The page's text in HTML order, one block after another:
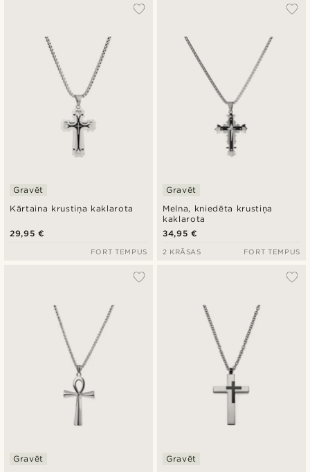
Kārtaina krustiņa kaklarota
Gravēt
29,95 €
FORT TEMPUS
Melna, kniedēta krustiņa
kaklarota
Gravēt
34,95 €
2 KRĀSAS FORT TEMPUS
Gravēt Gravēt